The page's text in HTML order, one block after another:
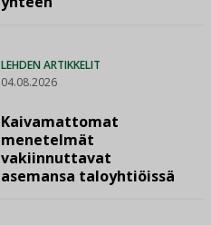
LEHDEN ARTIKKELIT
04.08.2026
Kaivamattomat
menetelmät
vakiinnuttavat
asemansa taloyhtiöissä